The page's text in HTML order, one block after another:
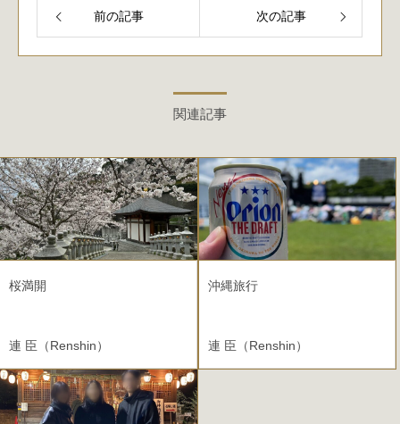
前の記事 次の記事
関連記事
桜満開
連 臣（Renshin） 2025.04.02
沖縄旅行
連 臣（Renshin）